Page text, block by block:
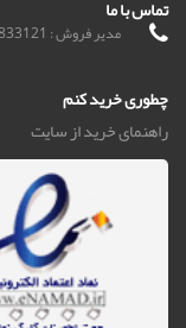
تماس با ما
مدیر فروش : 09181833121
چطوری خرید کنم
راهنمای خرید از سایت